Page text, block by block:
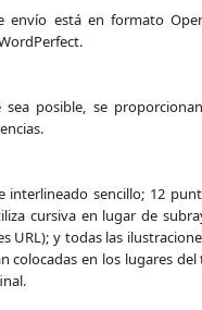
envío está en formato
sea posible, se
interlineado sencillo; 12
cursiva en lugar de
URL); y todas las
colocadas en los lugares